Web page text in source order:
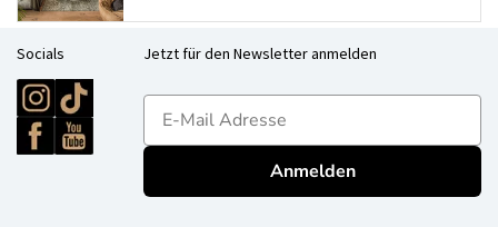
Socials Jetzt für den Newsletter anmelden
E-mailadres
Anmelden